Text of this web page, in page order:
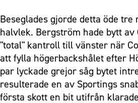
Beseglades gjorde detta öde
halvlek. Bergström hade bytt av
"total" kantroll till vänster när
att fylla högerbackshålet efter
par lyckade grejor såg bytet
resulterade en av Sportings
första skott en bit utifrån